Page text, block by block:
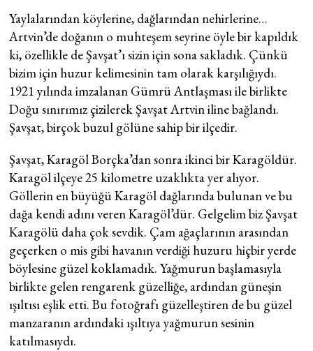
Yaylalarından köylerine, dağlarından nehirlerine…
Artvin’de doğanın o muhteşem seyrine öyle bir kapıldık
ki, özellikle de Şavşat’ı sizin için sona sakladık. Çünkü
bizim için huzur kelimesinin tam olarak karşılığıydı.
1921 yılında imzalanan Gümrü Antlaşması ile birlikte
Doğu sınırımız çizilerek Şavşat Artvin iline bağlandı.
Şavşat, birçok buzul gölüne sahip bir ilçedir.
Şavşat, Karagöl Borçka’dan sonra ikinci bir Karagöldür.
Karagöl ilçeye 25 kilometre uzaklıkta yer alıyor.
Göllerin en büyüğü Karagöl dağlarında bulunan ve bu
dağa kendi adını veren Karagöl’dür. Gelgelim biz Şavşat
Karagölü daha çok sevdik. Çam ağaçlarının arasından
geçerken o mis gibi havanın verdiği huzuru hiçbir yerde
böylesine güzel koklamadık. Yağmurun başlamasıyla
birlikte gelen rengarenk güzelliğe, ardından güneşin
ışıltısı eşlik etti. Bu fotoğrafı güzelleştiren de bu güzel
manzaranın ardındaki ışıltıya yağmurun sesinin
katılmasıydı.